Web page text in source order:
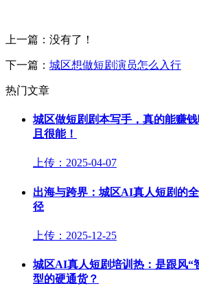
上一篇：没有了！
下一篇： 城区想做短剧演员怎么入行
热门文章
城区做短剧剧本写手，真的能赚
且很能！
上传：2025-04-07
出海与跨界：城区AI真人短剧的
径
上传：2025-12-25
城区AI真人短剧培训热：是跟风“
型的硬通货？